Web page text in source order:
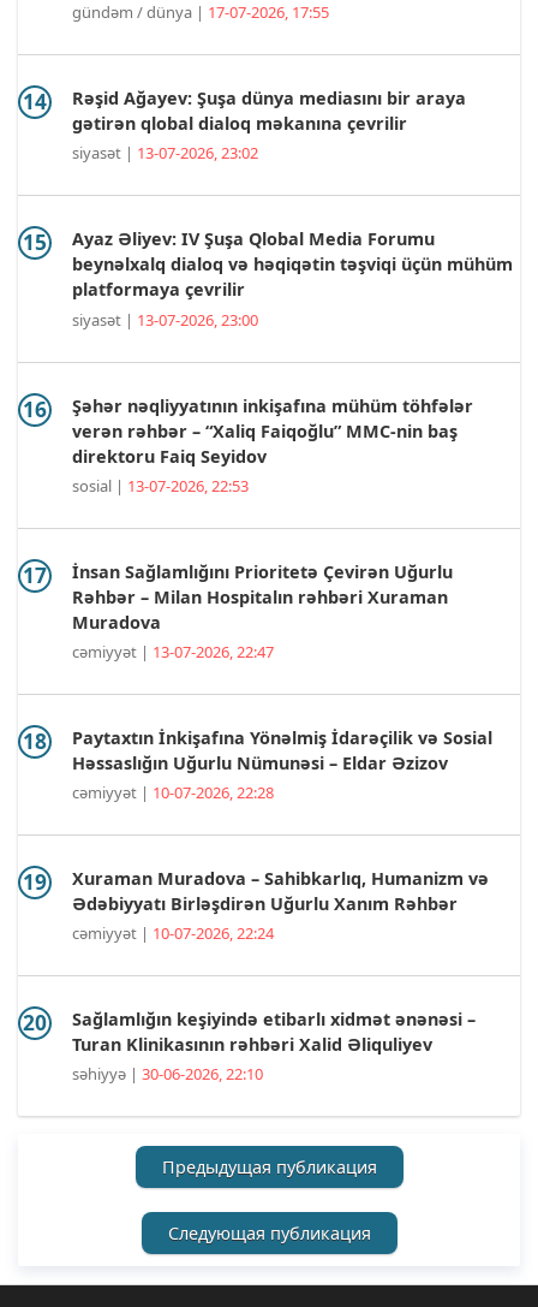
gündəm / dünya | 17-07-2026, 17:55
Rəşid Ağayev: Şuşa dünya mediasını bir araya
gətirən qlobal dialoq məkanına çevrilir
siyasət | 13-07-2026, 23:02
Ayaz Əliyev: IV Şuşa Qlobal Media Forumu
beynəlxalq dialoq və həqiqətin təşviqi üçün mühüm
platformaya çevrilir
siyasət | 13-07-2026, 23:00
Şəhər nəqliyyatının inkişafına mühüm töhfələr
verən rəhbər – “Xaliq Faiqoğlu” MMC-nin baş
direktoru Faiq Seyidov
sosial | 13-07-2026, 22:53
İnsan Sağlamlığını Prioritetə Çevirən Uğurlu
Rəhbər – Milan Hospitalın rəhbəri Xuraman
Muradova
cəmiyyət | 13-07-2026, 22:47
Paytaxtın İnkişafına Yönəlmiş İdarəçilik və Sosial
Həssaslığın Uğurlu Nümunəsi – Eldar Əzizov
cəmiyyət | 10-07-2026, 22:28
Xuraman Muradova – Sahibkarlıq, Humanizm və
Ədəbiyyatı Birləşdirən Uğurlu Xanım Rəhbər
cəmiyyət | 10-07-2026, 22:24
Sağlamlığın keşiyində etibarlı xidmət ənənəsi –
Turan Klinikasının rəhbəri Xalid Əliquliyev
səhiyyə | 30-06-2026, 22:10
Предыдущая публикация
Следующая публикация